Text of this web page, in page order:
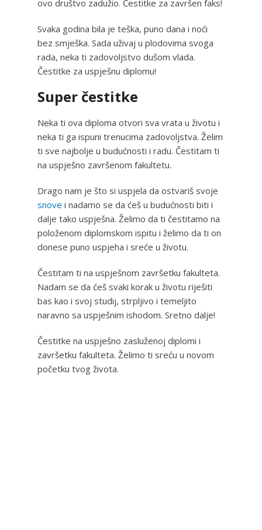
ovo društvo zadužio. Čestitke za završen faks!
Svaka godina bila je teška, puno dana i noći
bez smješka. Sada uživaj u plodovima svoga
rada, neka ti zadovoljstvo dušom vlada.
Čestitke za uspješnu diplomu!
Super čestitke
Neka ti ova diploma otvori sva vrata u životu i
neka ti ga ispuni trenucima zadovoljstva. Želim
ti sve najbolje u budućnosti i radu. Čestitam ti
na uspješno završenom fakultetu.
Drago nam je što si uspjela da ostvariš svoje
snove i nadamo se da ćeš u budućnosti biti i
dalje tako uspješna. Želimo da ti čestitamo na
položenom diplomskom ispitu i želimo da ti on
donese puno uspjeha i sreće u životu.
Čestitam ti na uspješnom završetku fakulteta.
Nadam se da ćeš svaki korak u životu riješiti
bas kao i svoj studij, strpljivo i temeljito
naravno sa uspješnim ishodom. Sretno dalje!
Čestitke na uspješno zasluženoj diplomi i
završetku fakulteta. Želimo ti sreću u novom
početku tvog života.